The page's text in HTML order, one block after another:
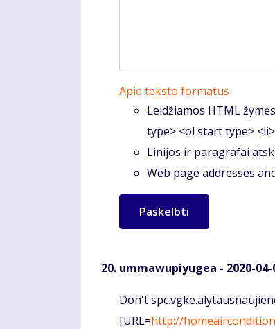
Apie teksto formatus
Leidžiamos HTML
type> <ol start type>
Linijos ir paragrafai
Web page addresses
ummawupiyugea - 2020-
Komentaras
Don't
[URL=http://